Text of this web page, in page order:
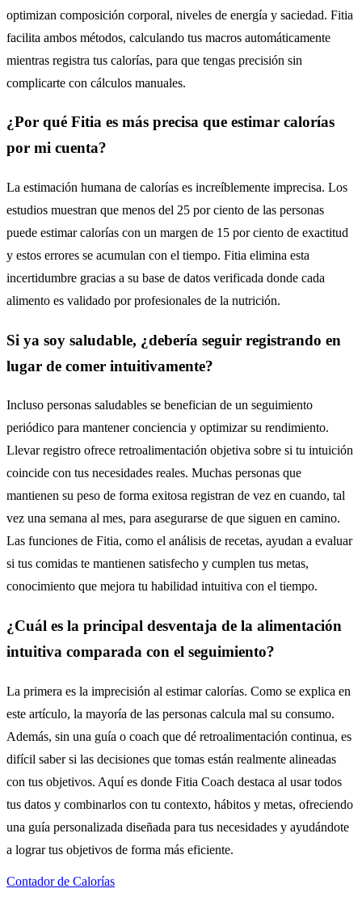
optimizan composición corporal, niveles de energía y saciedad. Fitia
facilita ambos métodos, calculando tus macros automáticamente
mientras registra tus calorías, para que tengas precisión sin
complicarte con cálculos manuales.
¿Por qué Fitia es más precisa que estimar calorías
por mi cuenta?
La estimación humana de calorías es increíblemente imprecisa. Los
estudios muestran que menos del 25 por ciento de las personas
puede estimar calorías con un margen de 15 por ciento de exactitud
y estos errores se acumulan con el tiempo. Fitia elimina esta
incertidumbre gracias a su base de datos verificada donde cada
alimento es validado por profesionales de la nutrición.
Si ya soy saludable, ¿debería seguir registrando en
lugar de comer intuitivamente?
Incluso personas saludables se benefician de un seguimiento
periódico para mantener conciencia y optimizar su rendimiento.
Llevar registro ofrece retroalimentación objetiva sobre si tu intuición
coincide con tus necesidades reales. Muchas personas que
mantienen su peso de forma exitosa registran de vez en cuando, tal
vez una semana al mes, para asegurarse de que siguen en camino.
Las funciones de Fitia, como el análisis de recetas, ayudan a evaluar
si tus comidas te mantienen satisfecho y cumplen tus metas,
conocimiento que mejora tu habilidad intuitiva con el tiempo.
¿Cuál es la principal desventaja de la alimentación
intuitiva comparada con el seguimiento?
La primera es la imprecisión al estimar calorías. Como se explica en
este artículo, la mayoría de las personas calcula mal su consumo.
Además, sin una guía o coach que dé retroalimentación continua, es
difícil saber si las decisiones que tomas están realmente alineadas
con tus objetivos. Aquí es donde Fitia Coach destaca al usar todos
tus datos y combinarlos con tu contexto, hábitos y metas, ofreciendo
una guía personalizada diseñada para tus necesidades y ayudándote
a lograr tus objetivos de forma más eficiente.
Contador de Calorías